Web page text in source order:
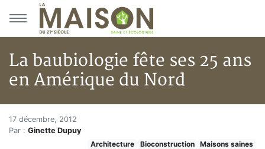
Aller au menu principal
Aller au contenu principal
La baubiologie fête ses 25 ans
en Amérique du Nord
Accueil
Articles
La baubiologie fête ses 25 ans
17 décembre, 2012
Par : Ginette Dupuy
Architecture
Bioconstruction Maisons saines